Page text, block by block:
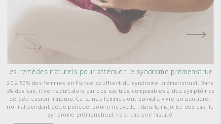
Les remèdes naturels pour atténuer le syndrome prémenstruel
20 à 50% des femmes en France souffrent du syndrome prémenstruel. Dans
5% des cas, il se traduit alors par des cas très comparables à des symptômes
de dépression majeure. Certaines femmes ont du mal à vivre un quotidien
normal pendant cette période. Bonne nouvelle : dans la majorité des cas, le
syndrome prémenstruel n’est pas une fatalité.